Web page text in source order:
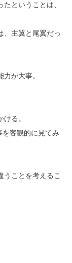
ということは、
、主翼と尾翼だっ
が大事。
る。
客観的に見てみ
うことを考えるこ